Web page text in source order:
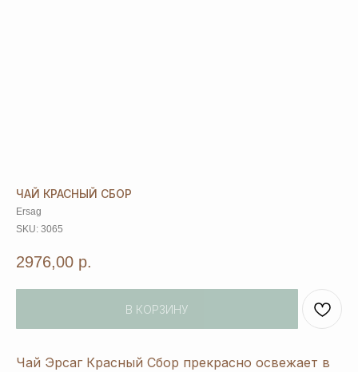
ЧАЙ КРАСНЫЙ СБОР
Ersag
SKU: 3065
2976,00 р.
В КОРЗИНУ
Чай Эрсаг Красный Сбор прекрасно освежает в